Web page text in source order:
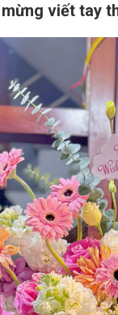
viết tay